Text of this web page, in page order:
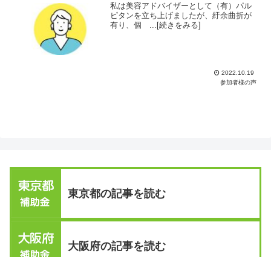
私は美容アドバイザーとして（有）パル
ピタンを立ち上げましたが、紆余曲折が
有り、個 ...[続きをみる]
2022.10.19
参加者様の声
東京都の記事を読む
大阪府の記事を読む